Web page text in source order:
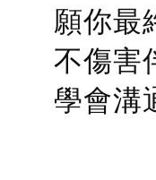
願你最
不傷害
學會溝